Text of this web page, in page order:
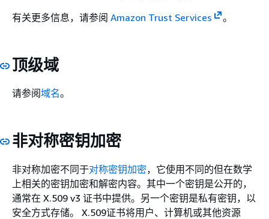
有关更多信息，请参阅 Amazon Trust Services 。
顶级域
请参阅域名。
非对称密钥加密
非对称加密不同于对称密钥加密，它使用不同的但在数学
上相关的密钥加密和解密内容。其中一个密钥是公开的，
通常在 X.509 v3 证书中提供。另一个密钥是私有密钥，以
安全方式存储。 X.509证书将用户、计算机或其他资源